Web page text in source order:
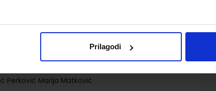
Prilagodi
Perković Marija Matković